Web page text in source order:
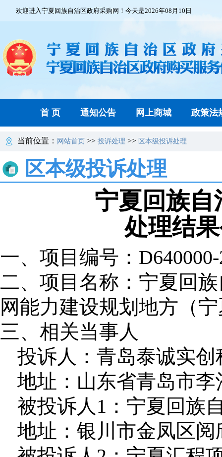
欢迎进入宁夏回族自治区政府采购网！今天是2026年08月10日
首 页 通知公告 网上商城 政策法
当前位置： 网站首页 >> 投诉处理 >> 区本级投诉处理
区本级投诉处理
宁夏回族自
处理结
一、项目编号：
二、项目名称： 宁夏回
网能力建设规划地方（
三、相关当事人
投诉人：青岛泰诚实
地址：山东省青岛市李
被投诉人1：宁夏回族
地址：银川市金凤区阅